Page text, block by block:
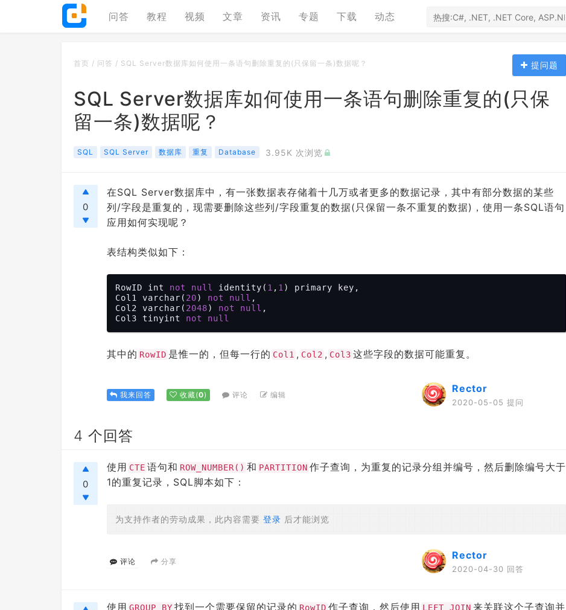
问答 教程 视频 文章 资讯 专题 下载 动态
提问题
首页 / 问答 / SQL Server数据库如何使用一条语句删除重复的(只保留一条)数据呢？
SQL Server数据库如何使用一条语句删除重复的(只保
留一条)数据呢？
SQL SQL Server 数据库 重复 Database 3.95K 次浏览
0
在SQL Server数据库中，有一张数据表存储着十几万或者更多的数据记录，其中有部分数据的某些
列/字段是重复的，现需要删除这些列/字段重复的数据(只保留一条不重复的数据)，使用一条SQL语句
应用如何实现呢？
表结构类似如下：
RowID int not null identity( 1 , 1 ) primary key,
Col1 varchar( 20) not null ,
Col2 varchar( 2048) not null ,
Col3 tinyint not null
其中的 RowID 是惟一的，但每一行的 Col1 , Col2 , Col3 这些字段的数据可能重复。
我来回答 收藏(0) 评论 编辑
Rector
2020-05-05 提问
4 个回答
0
使用 CTE 语句和 ROW_NUMBER() 和 PARTITION 作子查询，为重复的记录分组并编号，然后删除编号大于
1的重复记录，SQL脚本如下：
为支持作者的劳动成果，此内容需要 登录 后才能浏览
评论 分享
Rector
2020-04-30 回答
使用 GROUP BY 找到一个需要保留的记录的 RowID 作子查询，然后使用 LEFT JOIN 来关联这个子查询并